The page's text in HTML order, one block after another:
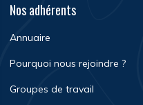
Nos adhérents
Annuaire
Pourquoi nous rejoindre ?
Groupes de travail